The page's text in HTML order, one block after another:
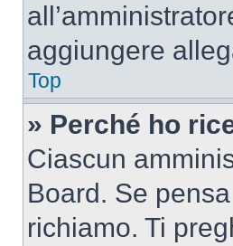
aggiungere
Top
» Perché ho
Ciascun
Board. Se
richiamo. Ti